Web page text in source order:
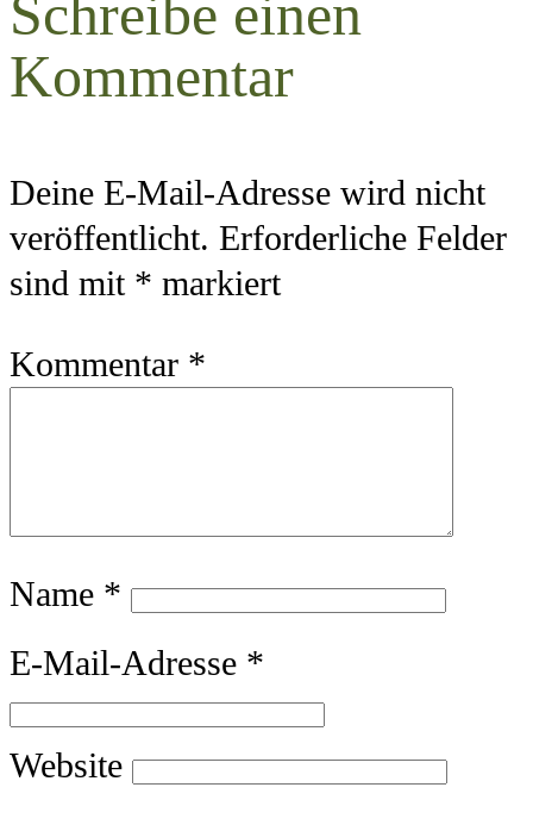
Schreibe einen
Kommentar
Deine E-Mail-Adresse wird nicht
veröffentlicht. Erforderliche Felder
sind mit * markiert
Kommentar *
Name *
E-Mail-Adresse *
Website